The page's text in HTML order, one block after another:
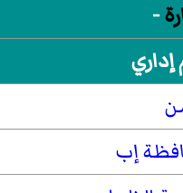
-
إب